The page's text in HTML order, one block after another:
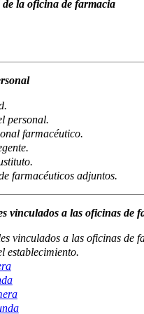
la oficina de farmacia
personal.
farmacéutico.
farmacéuticos adjuntos.
vinculados a las oficinas de
vinculados a las oficinas de
establecimiento.